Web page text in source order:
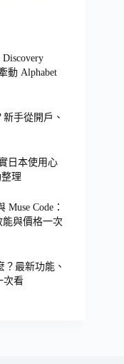
動 Alphabet
手從開戶、
日本使用心
理
Muse Code：
能與價格一次
？最新功能、
次看